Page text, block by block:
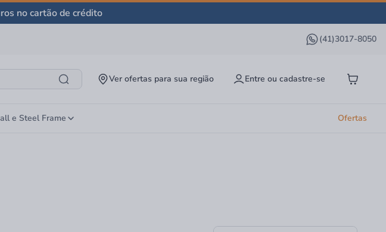
no cartão de crédito
(41)3017-8050
Ver ofertas para sua região Entre ou cadastre-se
e Steel Frame Ofertas